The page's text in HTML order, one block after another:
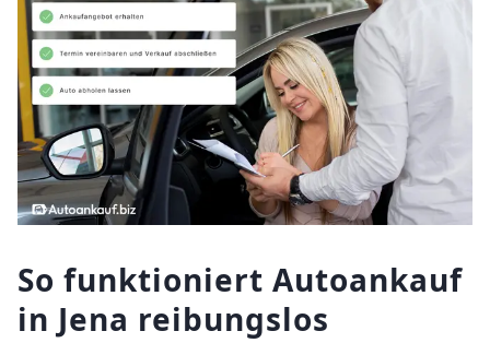
So funktioniert Autoankauf
in Jena reibungslos